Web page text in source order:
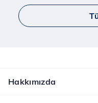
İncele
Yaay ve Bip
İncele
Hakkımızda